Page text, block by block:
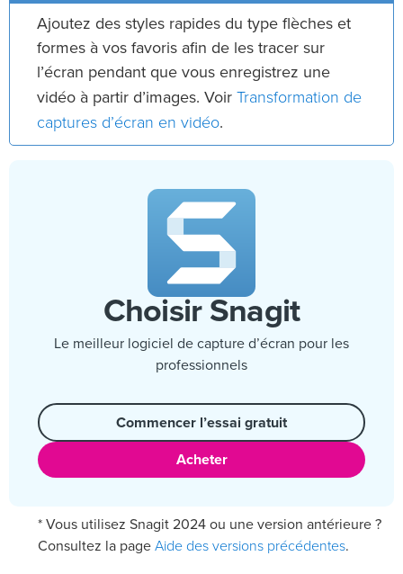
Ajoutez des styles rapides du type flèches et
formes à vos favoris afin de les tracer sur
l’écran pendant que vous enregistrez une
vidéo à partir d’images. Voir Transformation de
captures d’écran en vidéo.
Choisir Snagit
Le meilleur logiciel de capture d’écran pour les
professionnels
Commencer l’essai gratuit
Acheter
* Vous utilisez Snagit 2024 ou une version antérieure ?
Consultez la page Aide des versions précédentes.